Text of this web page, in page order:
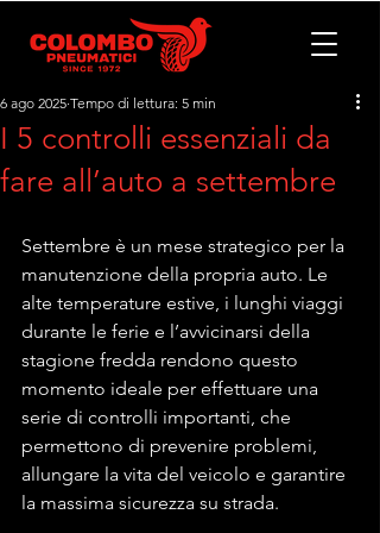
I 5 controlli essenziali da
fare all’auto a settembre
6 ago 2025 Tempo di lettura: 5 min
Settembre è un mese strategico per la
manutenzione della propria auto. Le
alte temperature estive, i lunghi viaggi
durante le ferie e l’avvicinarsi della
stagione fredda rendono questo
momento ideale per effettuare una
serie di controlli importanti, che
permettono di prevenire problemi,
allungare la vita del veicolo e garantire
la massima sicurezza su strada.